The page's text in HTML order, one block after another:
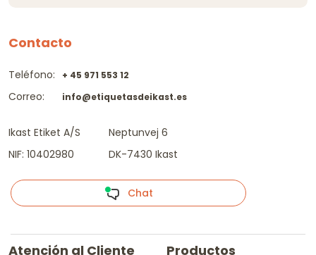
Contacto
Teléfono:
Correo:
+ 45 971 553 12
info@etiquetasdeikast.es
Ikast Etiket A/S
NIF: 10402980
Neptunvej 6
DK-7430 Ikast
Chat
Atención al Cliente Productos